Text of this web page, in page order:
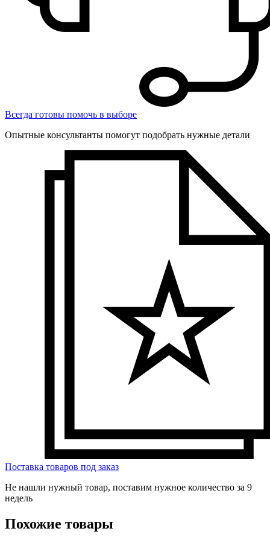
Всегда готовы помочь в выборе
Опытные консультанты помогут подобрать нужные детали
Поставка товаров под заказ
Не нашли нужный товар, поставим нужное количество за 9
недель
Похожие товары